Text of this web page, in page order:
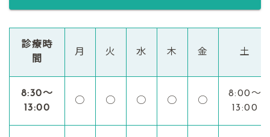
診療時
間
月 火 水 木 金 土
8:30〜
13:00
○ ○ ○ ○ ○
8:00〜
13:00